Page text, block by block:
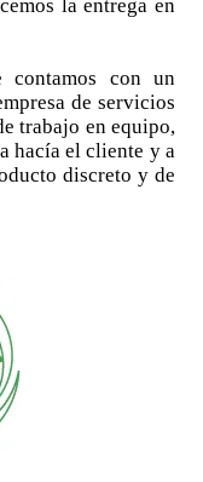
la entrega en
contamos con un
de servicios
trabajo en equipo,
hacía el cliente y a
discreto y de